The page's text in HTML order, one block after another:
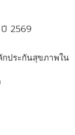
กประกันสุขภาพใน
ปี 2569